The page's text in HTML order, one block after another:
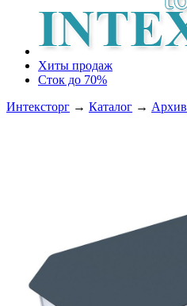
Хиты продаж
Сток до 70%
Интексторг → Каталог → Архив